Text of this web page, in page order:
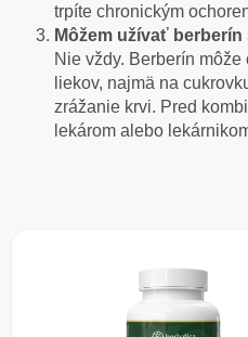
trpíte chronickým
Môžem užívať
Nie vždy. Berberín
liekov, najmä na
zrážanie krvi. Pred
lekárom alebo